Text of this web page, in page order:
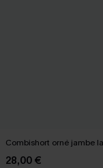
Combishort orné jambe
28,00 €